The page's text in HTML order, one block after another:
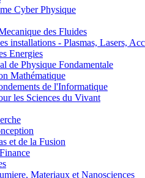
Cyber Physique
des Fluides
- Plasmas, Lasers,
Energies
de Physique Fondamentale
Mathématique
de l'Informatique
les Sciences du Vivant
et de la Fusion
Materiaux et Nanosciences